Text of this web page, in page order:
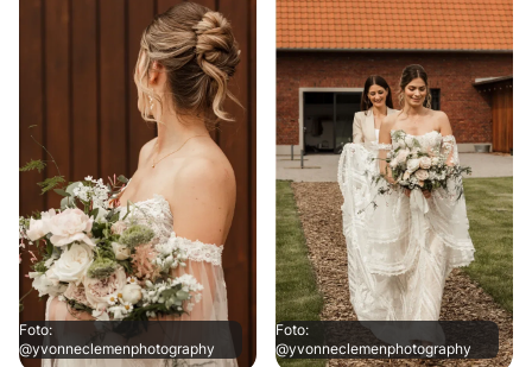
Foto:
@yvonneclemenphotography
Foto:
@yvonneclemenphotography